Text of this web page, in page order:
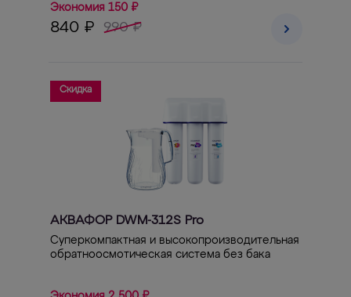
Экономия 150 ₽
840 ₽ 990 ₽
Скидка
АКВАФОР DWM-312S Pro
Суперкомпактная и высокопроизводительная
обратноосмотическая система без бака